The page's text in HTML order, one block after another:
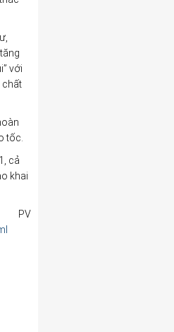
với
chất
tốc.
cả
khai
PV